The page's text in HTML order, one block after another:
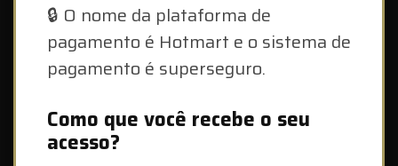
🔒 O nome da plataforma de
pagamento é Hotmart e o sistema de
pagamento é superseguro.
Como que você recebe o seu
acesso?